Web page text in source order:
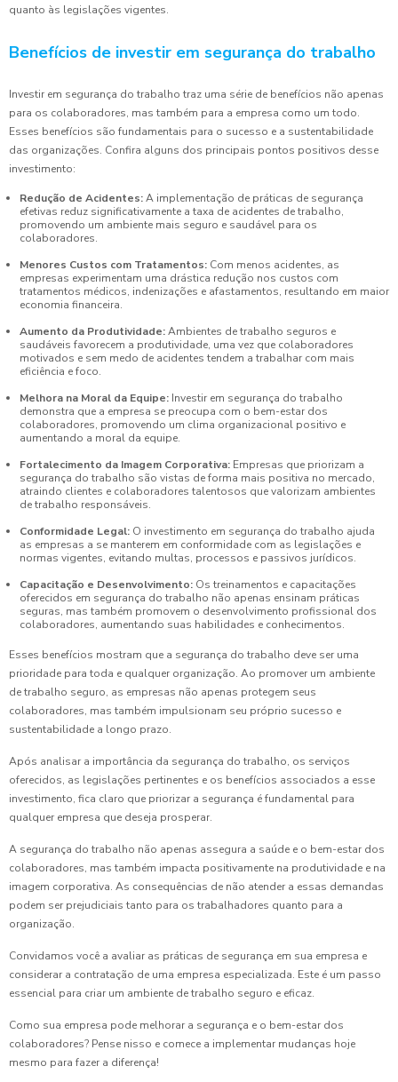
quanto às legislações vigentes.
Benefícios de investir em segurança do trabalho
Investir em segurança do trabalho traz uma série de benefícios não apenas
para os colaboradores, mas também para a empresa como um todo.
Esses benefícios são fundamentais para o sucesso e a sustentabilidade
das organizações. Confira alguns dos principais pontos positivos desse
investimento:
Redução de Acidentes:A implementação de práticas de segurança
efetivas reduz significativamente a taxa de acidentes de trabalho,
promovendo um ambiente mais seguro e saudável para os
colaboradores.
Menores Custos com Tratamentos: Com menos acidentes, as
empresas experimentam uma drástica redução nos custos com
tratamentos médicos, indenizações e afastamentos, resultando em maior
economia financeira.
Aumento da Produtividade:Ambientes de trabalho seguros e
saudáveis favorecem a produtividade, uma vez que colaboradores
motivados e sem medo de acidentes tendem a trabalhar com mais
eficiência e foco.
Melhora na Moral da Equipe: Investir em segurança do trabalho
demonstra que a empresa se preocupa com o bem-estar dos
colaboradores, promovendo um clima organizacional positivo e
aumentando a moral da equipe.
Fortalecimento da Imagem Corporativa: Empresas que priorizam a
segurança do trabalho são vistas de forma mais positiva no mercado,
atraindo clientes e colaboradores talentosos que valorizam ambientes
de trabalho responsáveis.
Conformidade Legal: O investimento em segurança do trabalho ajuda
as empresas a se manterem em conformidade com as legislações e
normas vigentes, evitando multas, processos e passivos jurídicos.
Capacitação e Desenvolvimento: Os treinamentos e capacitações
oferecidos em segurança do trabalho não apenas ensinam práticas
seguras, mas também promovem o desenvolvimento profissional dos
colaboradores, aumentando suas habilidades e conhecimentos.
Esses benefícios mostram que a segurança do trabalho deve ser uma
prioridade para toda e qualquer organização. Ao promover um ambiente
de trabalho seguro, as empresas não apenas protegem seus
colaboradores, mas também impulsionam seu próprio sucesso e
sustentabilidade a longo prazo.
Após analisar a importância da segurança do trabalho, os serviços
oferecidos, as legislações pertinentes e os benefícios associados a esse
investimento, fica claro que priorizar a segurança é fundamental para
qualquer empresa que deseja prosperar.
A segurança do trabalho não apenas assegura a saúde e o bem-estar dos
colaboradores, mas também impacta positivamente na produtividade e na
imagem corporativa. As consequências de não atender a essas demandas
podem ser prejudiciais tanto para os trabalhadores quanto para a
organização.
Convidamos você a avaliar as práticas de segurança em sua empresa e
considerar a contratação de uma empresa especializada. Este é um passo
essencial para criar um ambiente de trabalho seguro e eficaz.
Como sua empresa pode melhorar a segurança e o bem-estar dos
colaboradores? Pense nisso e comece a implementar mudanças hoje
mesmo para fazer a diferença!